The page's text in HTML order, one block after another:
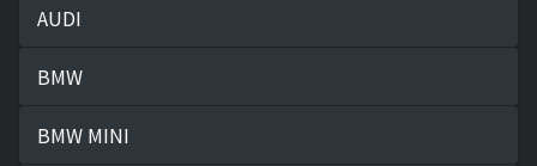
AUDI
BMW
BMW MINI